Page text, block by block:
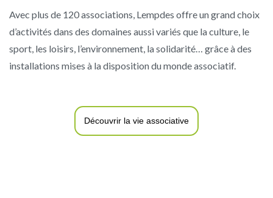
Avec plus de 120 associations, Lempdes offre un grand choix
d’activités dans des domaines aussi variés que la culture, le
sport, les loisirs, l’environnement, la solidarité… grâce à des
installations mises à la disposition du monde associatif.
Découvrir la vie associative